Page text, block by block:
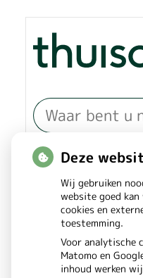
Instagram
pagina
of zoek op
Betrouwbare
ziekte en
Deze
Wij gebruiken
website goed
cookies en
toestemming.
Voor analytische
Matomo en
inhoud werken